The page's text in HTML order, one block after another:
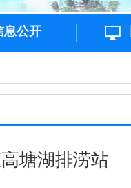
息公开
塘湖排涝站